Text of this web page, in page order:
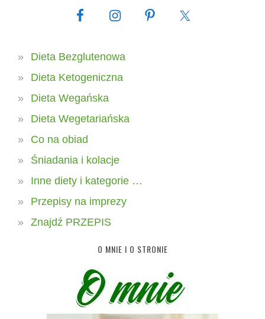
Dieta Bezglutenowa
Dieta Ketogeniczna
Dieta Wegańska
Dieta Wegetariańska
Co na obiad
Śniadania i kolacje
Inne diety i kategorie …
Przepisy na imprezy
Znajdź PRZEPIS
O MNIE I O STRONIE